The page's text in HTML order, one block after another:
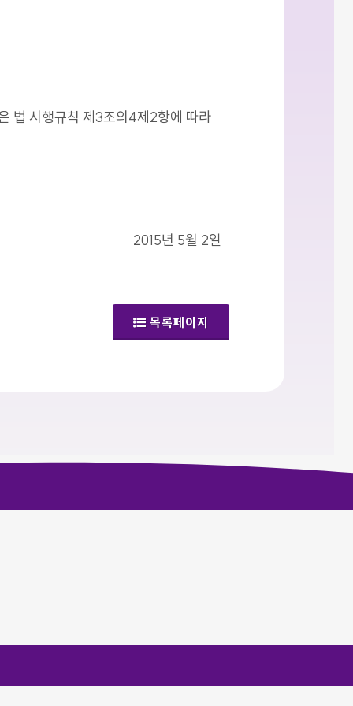
법 시행규칙 제3조의4제2항에 따라
2015년 5월 2일
목록페이지